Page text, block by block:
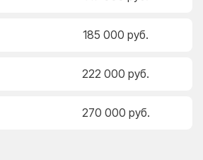
185 000 руб.
222 000 руб.
270 000 руб.